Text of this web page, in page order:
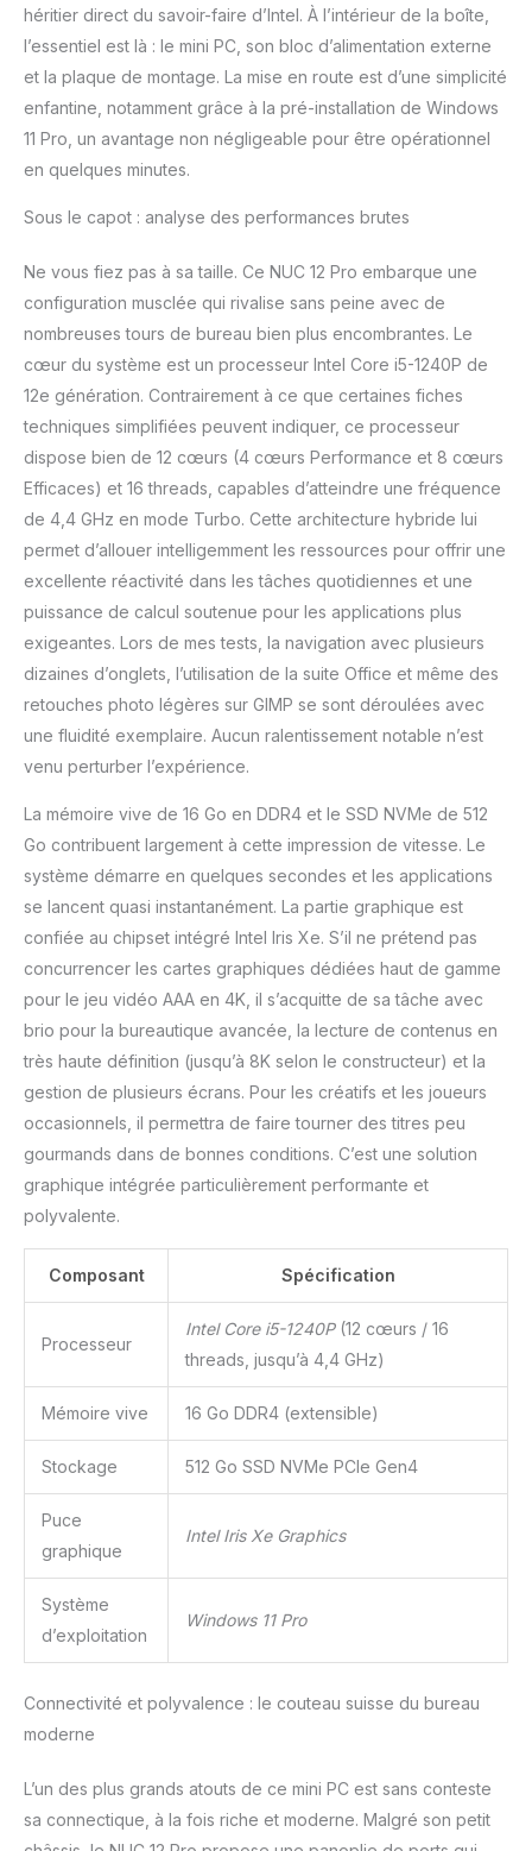
exceptionnelle. Le NUC
12 Pro i5 prend en charge
un écran 8K ou jusqu'à
simultanément, facilitant
le multitâche. Le support
une configuration
une expérience visuelle
stockage améliorées
pour des performances
améliorées] En
augmentant les
capacités de stockage
et les performances, le
mini ordinateur de bureau
Intel NUC 12 Pro
exécutant Windows 11
Pro offre 16 Go de RAM
DDR4-3200 SODIMM
double canal (extensible
jusqu'à 64 Go de RAM
DDR4) et un SSD PCIe
4.0 NVMe de 512 Go
PCIe Gen4 2,5" ou
disque dur SATA, vendu
séparément).
connectivité flexibles】
Explorez un large
éventail d'options de
connectivité comprenant
4 ports USB 3.2 Gen 2
Type A, 2 sorties HDMI
2.0, 2 ports Thunderbolt
4, un port d'entrée CC,
2500 Mo Gigabit Ethernet
et une prise
casque/micro 3,5 mm, le
tout parfaitement intégré
dans un assortiment de
polyvalentes et
personnalisables.
tranquillité d'esprit
offerte par notre garantie
assistance client. Si vous
avez des questions ou
rencontrez des
problèmes avec le
produit, n'hésitez pas à
nous contacter. Notre
équipe d'assistance
prête à répondre
résoudre.
héritier direct du savoir-faire d’Intel. À l’intérieur de la boîte,
l’essentiel est là : le mini PC, son bloc d’alimentation externe
et la plaque de montage. La mise en route est d’une simplicité
enfantine, notamment grâce à la pré-installation de Windows
11 Pro, un avantage non négligeable pour être opérationnel
en quelques minutes.
Sous le capot : analyse des performances brutes
Ne vous fiez pas à sa taille. Ce NUC 12 Pro embarque une
configuration musclée qui rivalise sans peine avec de
nombreuses tours de bureau bien plus encombrantes. Le
cœur du système est un processeur Intel Core i5-1240P de
12e génération. Contrairement à ce que certaines fiches
techniques simplifiées peuvent indiquer, ce processeur
dispose bien de 12 cœurs (4 cœurs Performance et 8 cœurs
Efficaces) et 16 threads, capables d’atteindre une fréquence
de 4,4 GHz en mode Turbo. Cette architecture hybride lui
permet d’allouer intelligemment les ressources pour offrir une
excellente réactivité dans les tâches quotidiennes et une
puissance de calcul soutenue pour les applications plus
exigeantes. Lors de mes tests, la navigation avec plusieurs
dizaines d’onglets, l’utilisation de la suite Office et même des
retouches photo légères sur GIMP se sont déroulées avec
une fluidité exemplaire. Aucun ralentissement notable n’est
venu perturber l’expérience.
La mémoire vive de 16 Go en DDR4 et le SSD NVMe de 512
Go contribuent largement à cette impression de vitesse. Le
système démarre en quelques secondes et les applications
se lancent quasi instantanément. La partie graphique est
confiée au chipset intégré Intel Iris Xe. S’il ne prétend pas
concurrencer les cartes graphiques dédiées haut de gamme
pour le jeu vidéo AAA en 4K, il s’acquitte de sa tâche avec
brio pour la bureautique avancée, la lecture de contenus en
très haute définition (jusqu’à 8K selon le constructeur) et la
gestion de plusieurs écrans. Pour les créatifs et les joueurs
occasionnels, il permettra de faire tourner des titres peu
gourmands dans de bonnes conditions. C’est une solution
graphique intégrée particulièrement performante et
polyvalente.
Composant Spécification
Processeur
Intel Core i5-1240P(12 cœurs / 16
threads, jusqu’à 4,4 GHz)
Mémoire vive 16 Go DDR4 (extensible)
Stockage 512 Go SSD NVMe PCIe Gen4
Puce
graphique
Intel Iris Xe Graphics
Système
d’exploitation
Windows 11 Pro
Connectivité et polyvalence : le couteau suisse du bureau
moderne
L’un des plus grands atouts de ce mini PC est sans conteste
sa connectique, à la fois riche et moderne. Malgré son petit